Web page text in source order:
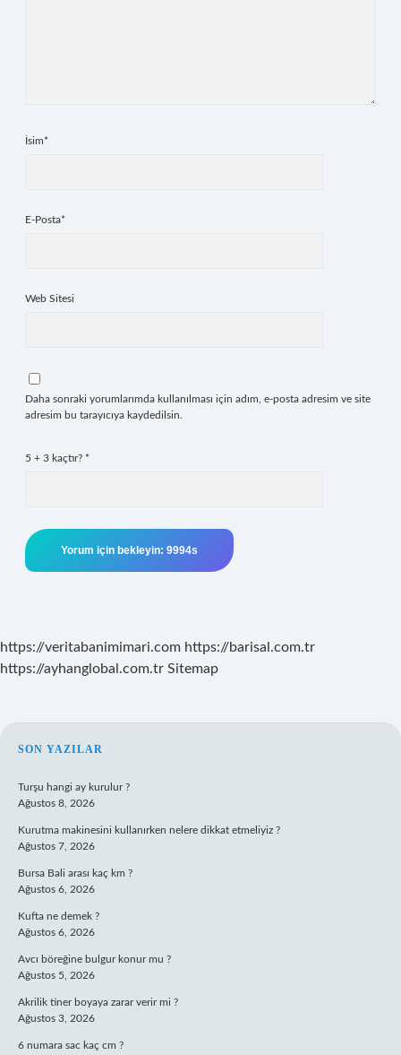
İsim*
E-Posta*
Web Sitesi
Daha sonraki yorumlarımda kullanılması için adım, e-posta adresim ve site
adresim bu tarayıcıya kaydedilsin.
5 + 3 kaçtır? *
https://veritabanimimari.com https://barisal.com.tr
https://ayhanglobal.com.tr Sitemap
SIDEBAR
SON YAZILAR
Turşu hangi ay kurulur ?
Ağustos 8, 2026
Kurutma makinesini kullanırken nelere dikkat etmeliyiz ?
Ağustos 7, 2026
Bursa Bali arası kaç km ?
Ağustos 6, 2026
Kufta ne demek ?
Ağustos 6, 2026
Avcı böreğine bulgur konur mu ?
Ağustos 5, 2026
Akrilik tiner boyaya zarar verir mi ?
Ağustos 3, 2026
6 numara sac kaç cm ?